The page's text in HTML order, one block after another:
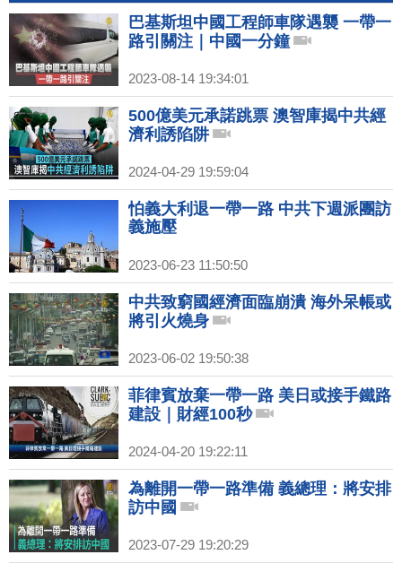
巴基斯坦中國工程師車隊遇襲 一帶一
路引關注｜中國一分鐘
2023-08-14 19:34:01
500億美元承諾跳票 澳智庫揭中共經
濟利誘陷阱
2024-04-29 19:59:04
怕義大利退一帶一路 中共下週派團訪
義施壓
2023-06-23 11:50:50
中共致窮國經濟面臨崩潰 海外呆帳或
將引火燒身
2023-06-02 19:50:38
菲律賓放棄一帶一路 美日或接手鐵路
建設｜財經100秒
2024-04-20 19:22:11
為離開一帶一路準備 義總理：將安排
訪中國
2023-07-29 19:20:29